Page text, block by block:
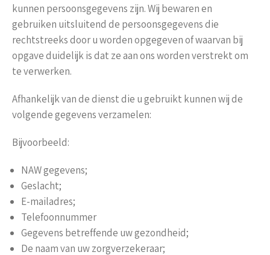
kunnen persoonsgegevens zijn. Wij bewaren en
gebruiken uitsluitend de persoonsgegevens die
rechtstreeks door u worden opgegeven of waarvan bij
opgave duidelijk is dat ze aan ons worden verstrekt om
te verwerken.
Afhankelijk van de dienst die u gebruikt kunnen wij de
volgende gegevens verzamelen:
Bijvoorbeeld:
NAW gegevens;
Geslacht;
E-mailadres;
Telefoonnummer
Gegevens betreffende uw gezondheid;
De naam van uw zorgverzekeraar;